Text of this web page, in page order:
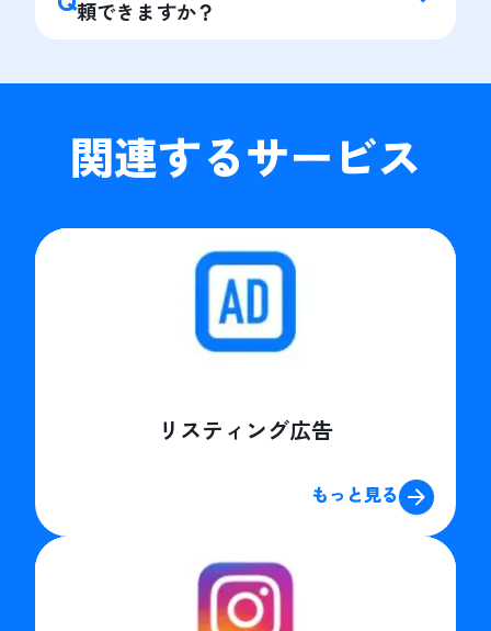
頼できますか？
関連するサービス
リスティング広告
もっと見る